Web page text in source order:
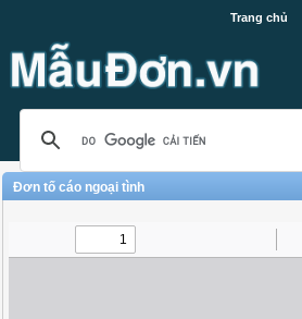
Trang chủ
Đơn tố cáo ngoại tình